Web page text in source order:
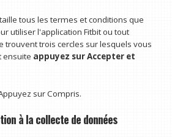
tous les termes et conditions que
utiliser l'application Fitbit ou tout
trouvent trois cercles sur lesquels vous
ensuite appuyez sur Accepter et
sur Compris.
à la collecte de données